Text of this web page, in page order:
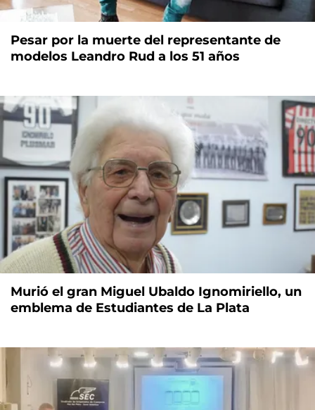
Pesar por la muerte del representante de
modelos Leandro Rud a los 51 años
Murió el gran Miguel Ubaldo Ignomiriello, un
emblema de Estudiantes de La Plata